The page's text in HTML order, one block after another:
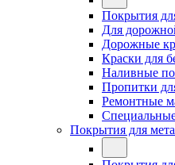
Покрытия
Для
Дорожные
Краски для
Наливные
Пропитки
Ремонтные
Покрытия для